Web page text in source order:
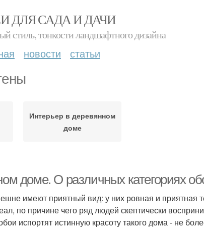
ДЛЯ САДА И ДАЧИ
стиль, тонкости ландшафтного дизайна
новости статьи
Интерьер в деревянном
доме
доме. О различных категориях
имеют приятный вид: у них ровная и приятная
по причине чего ряд людей скептически
испортят истинную красоту такого дома - не